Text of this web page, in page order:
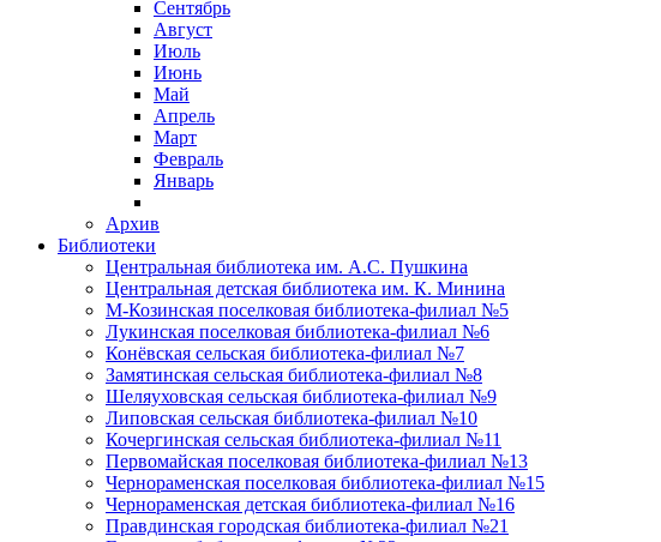
Сентябрь
Август
Июль
Июнь
Май
Апрель
Март
Февраль
Январь
Архив
Библиотеки
Центральная библиотека им. А.С. Пушкина
Центральная детская библиотека им. К. Минина
М-Козинская поселковая библиотека-филиал №5
Лукинская поселковая библиотека-филиал №6
Конёвская сельская библиотека-филиал №7
Замятинская сельская библиотека-филиал №8
Шеляуховская сельская библиотека-филиал №9
Липовская сельская библиотека-филиал №10
Кочергинская сельская библиотека-филиал №11
Первомайская поселковая библиотека-филиал №13
Чернораменская поселковая библиотека-филиал №15
Чернораменская детская библиотека-филиал №16
Правдинская городская библиотека-филиал №21